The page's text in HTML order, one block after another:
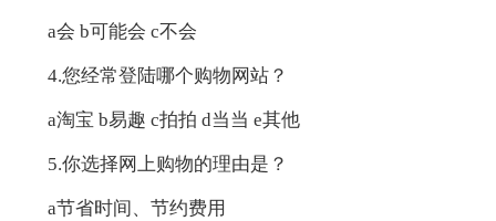
a会 b可能会 c不会
4.您经常登陆哪个购物网站？
a淘宝 b易趣 c拍拍 d当当 e其他
5.你选择网上购物的理由是？
a节省时间、节约费用